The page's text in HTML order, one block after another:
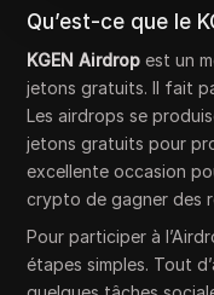
Qu’est-ce que le
KGEN Airdrop est un
jetons gratuits. Il fait
Les airdrops se
jetons gratuits pour
excellente occasion
crypto de gagner des
Pour participer à
étapes simples. Tout